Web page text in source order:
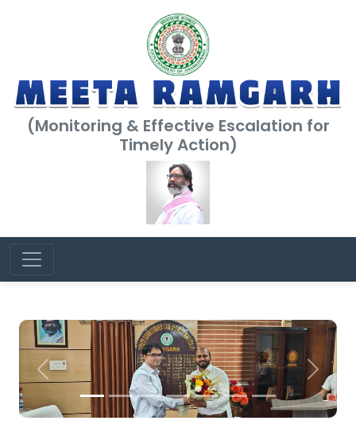
(Monitoring & Effective Escalation for
Timely Action)